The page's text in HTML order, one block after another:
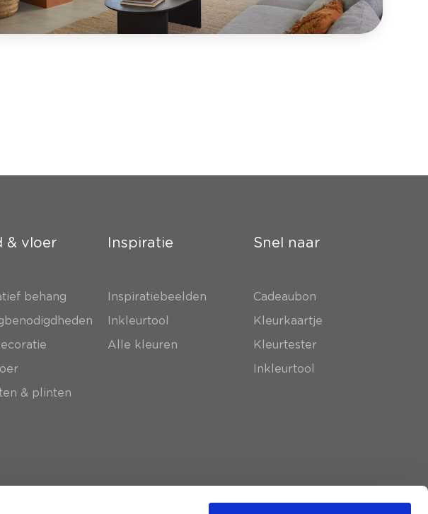
& vloer
behang
& plinten
Inspiratie
Inspiratiebeelden
Inkleurtool
Alle kleuren
Snel naar
Cadeaubon
Kleurkaartje
Kleurtester
Inkleurtool